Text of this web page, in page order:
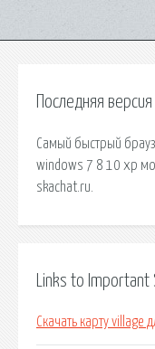
Последняя
Самый быстрый
windows 7 8 10 xp
skachat.ru.
Links to Important
Скачать карту village